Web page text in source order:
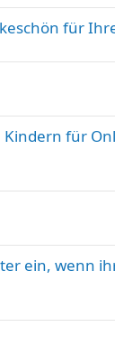
für
für
ein, wenn